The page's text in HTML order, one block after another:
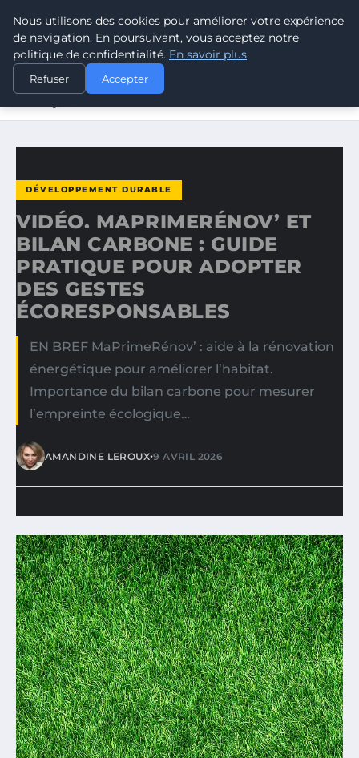
CLIMATE GUARDIAN
ACCUEIL
DÉVELOPPEMENT DURABLE
VIDÉO. MAPRIMERÉNOV’ ET BILAN CARBONE : GUIDE
DÉVELOPPEMENT DURABLE
VIDÉO. MAPRIMERÉNOV’ ET
BILAN CARBONE : GUIDE
PRATIQUE POUR ADOPTER
DES GESTES
ÉCORESPONSABLES
EN BREF MaPrimeRénov’ : aide à la rénovation
énergétique pour améliorer l’habitat.
Importance du bilan carbone pour mesurer
l’empreinte écologique…
AMANDINE LEROUX•9 AVRIL 2026
Nous utilisons des cookies pour améliorer votre expérience
de navigation. En poursuivant, vous acceptez notre
politique de confidentialité. En savoir plus
Refuser Accepter